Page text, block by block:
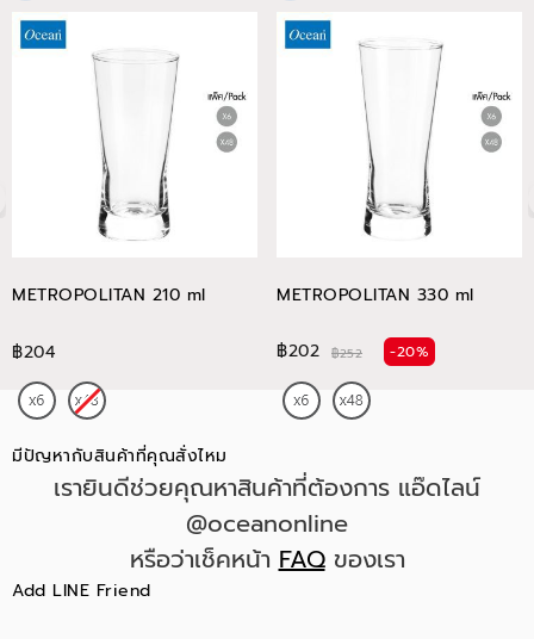
METROPOLITAN 210 ml
฿204
METROPOLITAN 330 ml
฿202 ฿252 -20%
มีปัญหากับสินค้าที่คุณสั่งไหม
เรายินดีช่วยคุณหาสินค้าที่ต้องการ แอ๊ดไลน์
@oceanonline
หรือว่าเช็คหน้าFAQของเรา
Add LINE Friend